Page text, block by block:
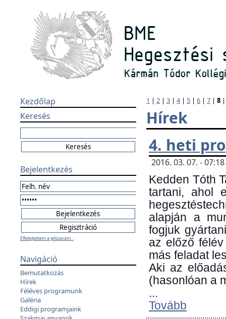
Kezdőlap
Keresés
Bejelentkezés
Elfelejtettem a jelszavam...
Navigáció
Bemutatkozás
Hírek
Féléves programunk
Galéria
Eddigi programjaink
1 | 2 | 3 | 4| 5 | 6 | 7 | 8
Hírek
4. heti
2016. 03. 07. -
Kedden Tóth
tartani, ahol
alapján a
fogjuk
az előző
más feladat
Aki az
(hasonlóan a
...
Tovább